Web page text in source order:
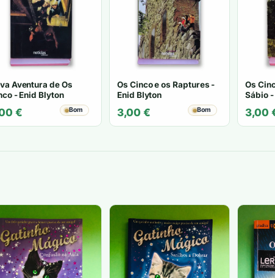
Aventura de Os
- Enid Blyton
€ Bom
Os Cinco e os Raptures -
Enid Blyton
3,00 € Bom
Os
Sábio
3,00